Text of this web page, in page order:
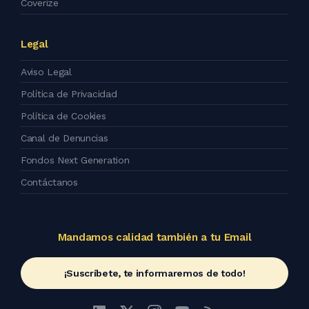
Coverize
Legal
Aviso Legal
Política de Privacidad
Política de Cookies
Canal de Denuncias
Fondos Next Generation
Contáctanos
Mandamos calidad también a tu Email
¡Suscríbete, te informaremos de todo!